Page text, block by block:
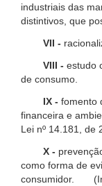
industriais das
distintivos, que
VII -
VIII - estudo
de consumo.
IX - fomento
financeira e
Lei nº 14.181, de
X -
como forma de
consumidor.